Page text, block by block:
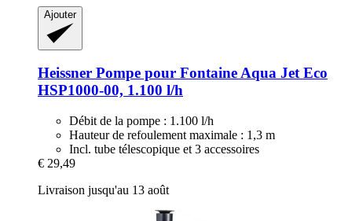
Ajouter
Heissner Pompe pour Fontaine Aqua Jet Eco
HSP1000-​00, 1.100 l/h
Débit de la pompe : 1.100 l/h
Hauteur de refoulement maximale : 1,3 m
Incl. tube télescopique et 3 accessoires
€ 29,49
Livraison jusqu'au 13 août